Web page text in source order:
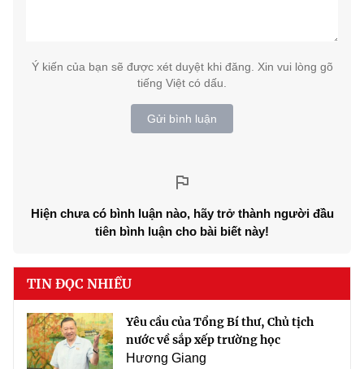
Ý kiến của bạn sẽ được xét duyệt khi đăng. Xin vui lòng gõ
tiếng Việt có dấu.
Gửi bình luận
Hiện chưa có bình luận nào, hãy trở thành người đầu
tiên bình luận cho bài biết này!
TIN ĐỌC NHIỀU
Yêu cầu của Tổng Bí thư, Chủ tịch
nước về sắp xếp trường học
Hương Giang